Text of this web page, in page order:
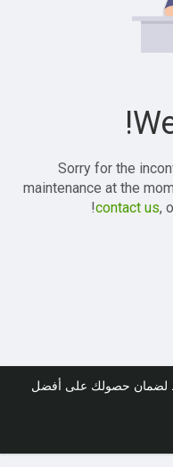
لضمان حصولك على أفضل
Sorry for the
maintenance at the
contact us,